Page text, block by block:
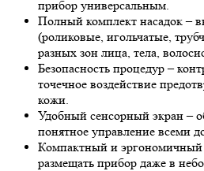
прибор универсальным.
Полный комплект насадок –
(роликовые, игольчатые,
разных зон лица, тела,
Безопасность процедур –
точечное воздействие
кожи.
Удобный сенсорный экран –
понятное управление всеми
Компактный и эргономичный
размещать прибор даже в